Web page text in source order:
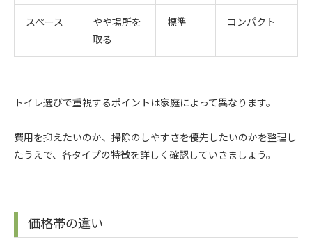
スペース
やや場所を
取る
標準 コンパクト
トイレ選びで重視するポイントは家庭によって異なります。
費用を抑えたいのか、掃除のしやすさを優先したいのかを整理し
たうえで、各タイプの特徴を詳しく確認していきましょう。
価格帯の違い